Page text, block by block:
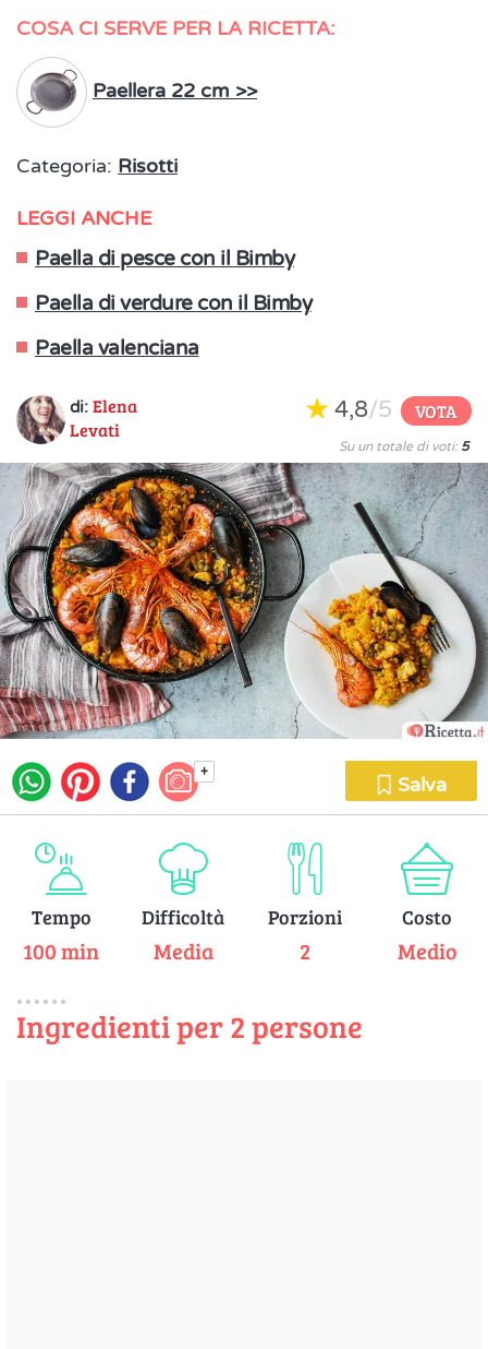
COSA CI SERVE PER LA RICETTA:
Paellera 22 cm >>
Categoria: Risotti
LEGGI ANCHE
Paella di pesce con il Bimby
Paella di verdure con il Bimby
Paella valenciana
di: Elena
Levati
4,8/5 VOTA
Su un totale di voti: 5
+
Salva
Tempo
100 min
Difficoltà
Media
Porzioni
2
Costo
Medio
Ingredienti per 2 persone